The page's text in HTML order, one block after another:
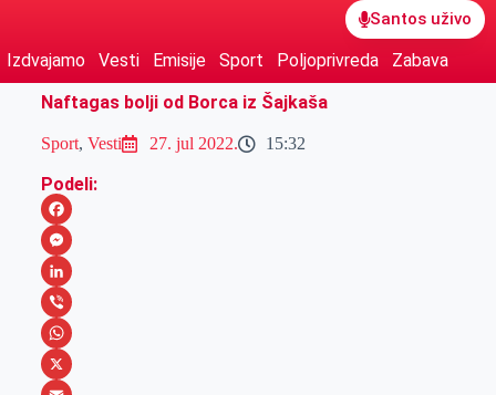
Santos uživo
Izdvajamo Vesti Emisije Sport Poljoprivreda
Zabava
Naftagas bolji od Borca iz Šajkaša
Sport, Vesti 27. jul 2022. 15:32
Podeli:
F
a
c
e
b
M
e
s
s
L
i
n
V
iW